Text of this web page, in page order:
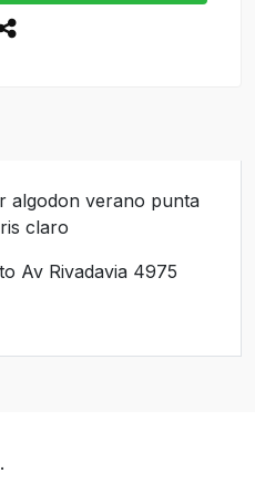
algodon verano punta
claro
Av Rivadavia 4975